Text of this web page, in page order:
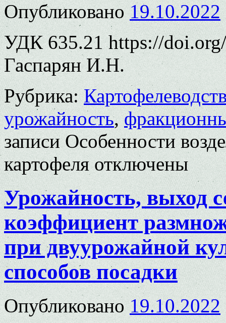
Опубликовано 19.10.2022
УДК 635.21 https://
Гаспарян И.Н.
Рубрика:
урожайность,
записи Особенности
картофеляотключены
Урожайность, выход
коэффициент
при двуурожайной
способов посадки
Опубликовано 19.10.2022